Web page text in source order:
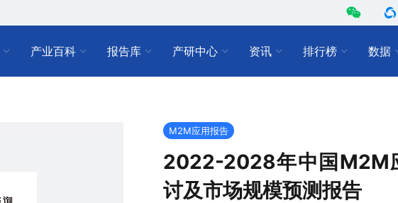
产业百科 报告库 产研中心 资讯 排行榜 数据
M2M应用报告
2022-2028年中国M2M
讨及市场规模预测报告